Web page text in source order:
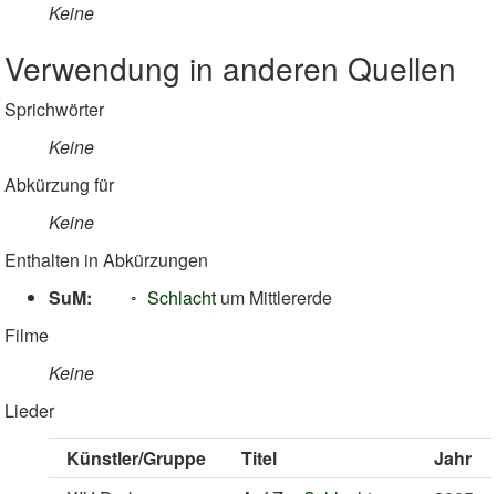
Keine
Verwendung in anderen Quellen
Sprichwörter
Keine
Abkürzung für
Keine
Enthalten in Abkürzungen
SuM:
Schlacht um Mittlererde
Filme
Keine
Lieder
Künstler/Gruppe
Titel
Jahr